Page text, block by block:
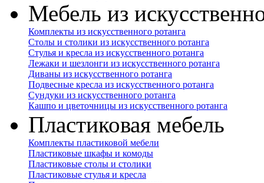
Мебель из
Комплекты из искусственного ротанга
Столы и столики из искусственного ротанга
Стулья и кресла из искусственного ротанга
Лежаки и шезлонги из искусственного ротанга
Диваны из искусственного ротанга
Подвесные кресла из искусственного ротанга
Сундуки из искусственного ротанга
Кашпо и цветочницы из искусственного ротанга
Пластиковая мебель
Комплекты пластиковой мебели
Пластиковые шкафы и комоды
Пластиковые столы и столики
Пластиковые стулья и кресла